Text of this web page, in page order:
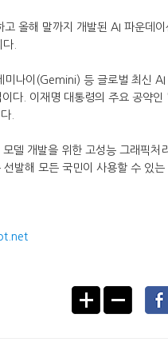
올해 말까지 개발된 AI 파운데이
.
미나이(Gemini) 등 글로벌 최신
다. 이재명 대통령의 주요 공약인
.
델 개발을 위한 고성능 그래픽처
발해 모든 국민이 사용할 수 있